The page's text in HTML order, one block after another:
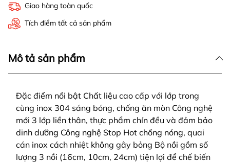
Giao hàng toàn quốc
Tích điểm tất cả sản phẩm
Mô tả sản phẩm
Đặc điểm nổi bật Chất liệu cao cấp với lớp trong
cùng inox 304 sáng bóng, chống ăn mòn Công nghệ
mới 3 lớp liền thân, thực phẩm chín đều và đảm bảo
dinh dưỡng Công nghệ Stop Hot chống nóng, quai
cán inox cách nhiệt không gây bỏng Bộ nồi gồm số
lượng 3 nồi (16cm, 10cm, 24cm) tiện lợi để chế biến